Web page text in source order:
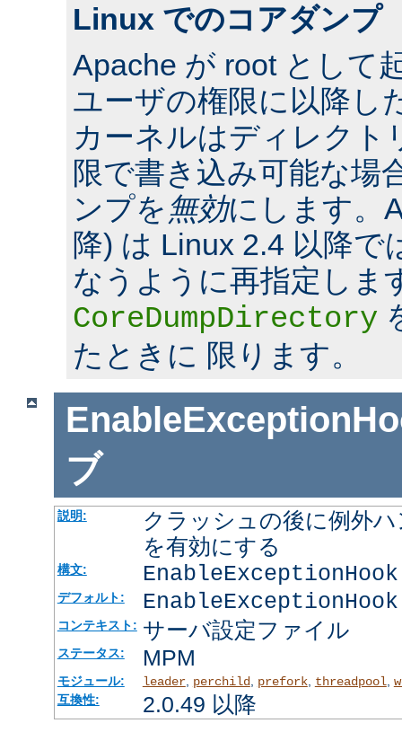
Linux でのコアダンプ
Apache が root として
ユーザの権限に以降し
カーネルはディレクト
限で書き込み可能な場
ンプを無効にします。
降) は Linux 2.4 以降で
なうように再指定しま
CoreDumpDirectory
たときに 限ります。
ブ
説明:
クラッシュの後に例外
を有効にする
構文:
デフォルト:
コンテキスト: サーバ設定ファイル
ステータス: MPM
モジュール: leader, perchild, prefork, threadpool
互換性:
2.0.49 以降